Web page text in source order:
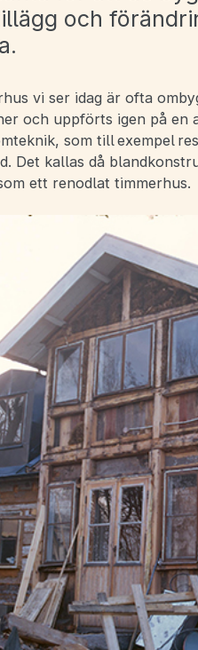
och
vi ser idag är ofta
och uppförts igen på en
som till exempel
Det kallas då
ett renodlat timmerhus.